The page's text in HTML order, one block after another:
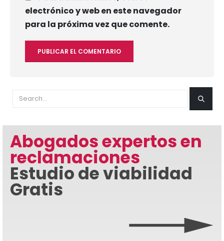
electrónico y web en este navegador
para la próxima vez que comente.
Abogados expertos en
reclamaciones
Estudio de viabilidad
Gratis